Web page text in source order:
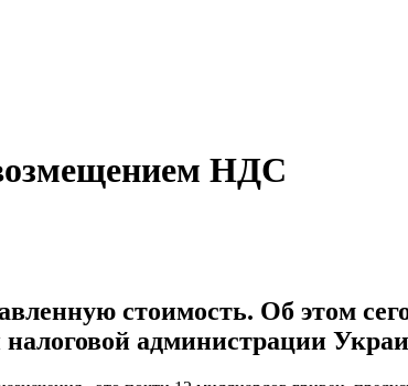
НДС
стоимость. Об этом
налоговой администрации